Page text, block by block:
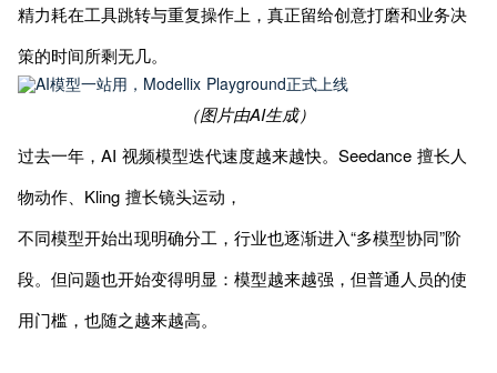
精力耗在工具跳转与重复操作上，真正留给创意打磨和业务决
策的时间所剩无几。
（图片由AI生成）
过去一年，AI 视频模型迭代速度越来越快。Seedance 擅长人
物动作、Kling 擅长镜头运动，
不同模型开始出现明确分工，行业也逐渐进入“多模型协同”阶
段。但问题也开始变得明显：模型越来越强，但普通人员的使
用门槛，也随之越来越高。